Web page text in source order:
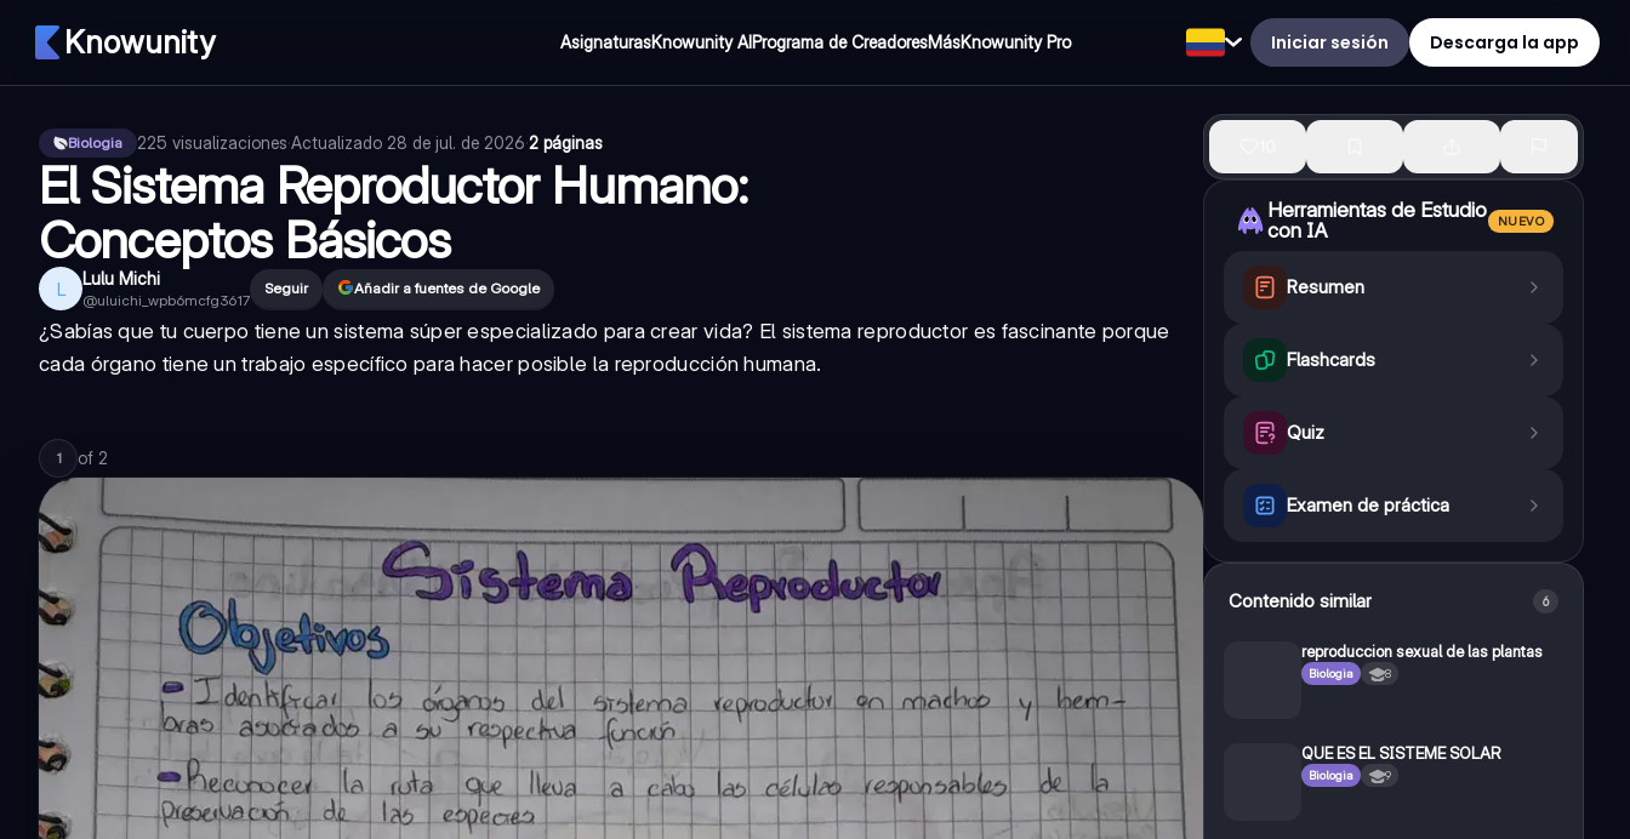
Knowunity AsignaturasKnowunity AIPrograma de CreadoresMásKnowunity Pro Iniciar sesión Descarga la app
Biologia 225 visualizaciones·Actualizado 28 de jul. de 2026·2 páginas
El Sistema Reproductor Humano:
Conceptos Básicos
L Lulu Michi
@uluichi_wpb6mcfg3617
Seguir Añadir a fuentes de Google
¿Sabías que tu cuerpo tiene un sistema súper especializado para crear vida? El sistema reproductor es fascinante porque
cada órgano tiene un trabajo específico para hacer posible la reproducción humana.
1 of 2
Herramientas de Estudio
con IA
NUEVO
Resumen
Flashcards
Quiz
Examen de práctica
Contenido similar 6
reproduccion sexual de las plantas
Biologia 8
QUE ES EL SISTEME SOLAR
Biologia 9